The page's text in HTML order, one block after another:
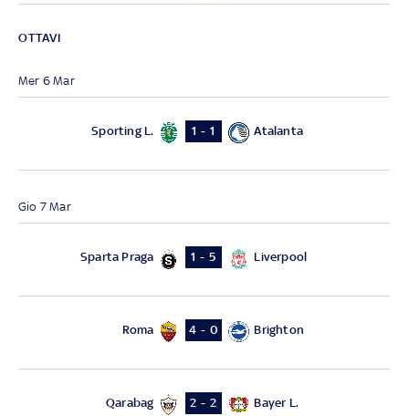
OTTAVI
Mer 6 Mar
Sporting L. 1 - 1 Atalanta
Gio 7 Mar
Sparta Praga 1 - 5 Liverpool
Roma 4 - 0 Brighton
Qarabag 2 - 2 Bayer L.